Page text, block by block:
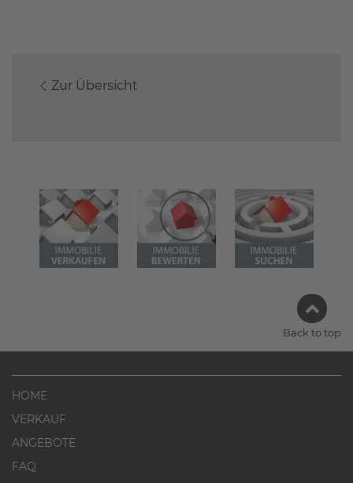
Zur Übersicht
Back to top
HOME
VERKAUF
ANGEBOTE
FAQ